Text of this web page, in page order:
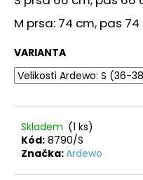
M prsa: 74 cm, pas
VARIANTA
Skladem (1 ks)
Kód: 8790/S
Značka:Ardewo
o
p
r
u
č
e
m
e